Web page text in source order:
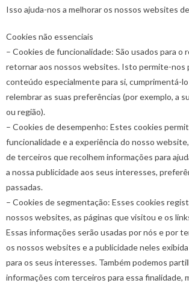
Isso ajuda-nos a melhorar os nossos websites
Cookies não essenciais
– Cookies de funcionalidade: São usados para o
retornar aos nossos websites. Isto permite-nos
conteúdo especialmente para si, cumprimentá-
relembrar as suas preferências (por exemplo, a
ou região).
– Cookies de desempenho: Estes cookies
funcionalidade e a experiência do nosso
de terceiros que recolhem informações para
a nossa publicidade aos seus interesses,
passadas.
– Cookies de segmentação: Esses cookies
nossos websites, as páginas que visitou e os
Essas informações serão usadas por nós e por
os nossos websites e a publicidade neles
para os seus interesses. Também podemos
informações com terceiros para essa finalidade,